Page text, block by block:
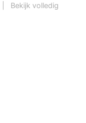
Bekijk volledig